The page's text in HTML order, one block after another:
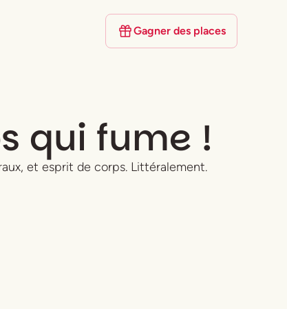
Gagner des places
qui fume !
et esprit de corps. Littéralement.